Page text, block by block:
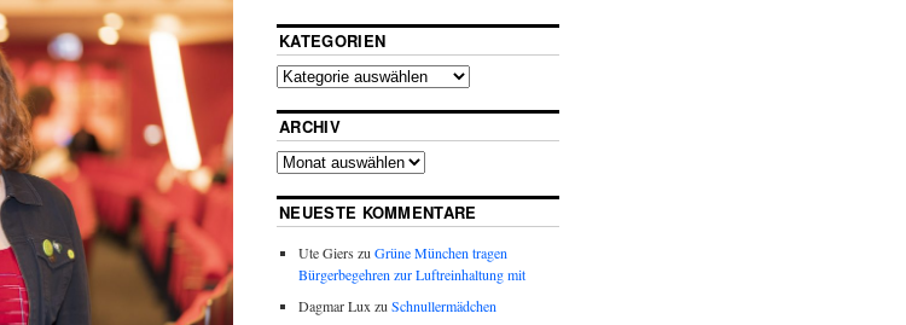
KATEGORIEN
ARCHIV
NEUESTE KOMMENTARE
Ute Giers zu Grüne München tragen
Bürgerbegehren zur Luftreinhaltung mit
Dagmar Lux zu Schnullermädchen